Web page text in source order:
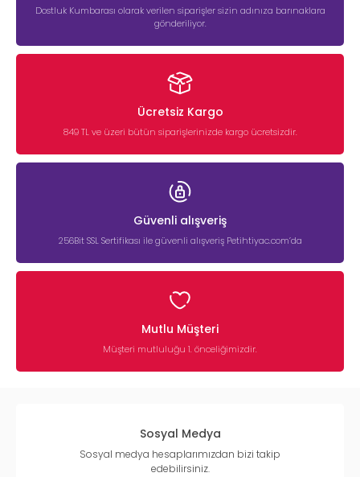
Dostluk Kumbarası olarak verilen siparişler sizin adınıza barınaklara
gönderiliyor.
Ücretsiz Kargo
849 TL ve üzeri bütün siparişlerinizde kargo ücretsizdir.
Güvenli alışveriş
256Bit SSL Sertifikası ile güvenli alışveriş Petihtiyac.com’da
Mutlu Müşteri
Müşteri mutluluğu 1. önceliğimizdir.
Sosyal Medya
Sosyal medya hesaplarımızdan bizi takip
edebilirsiniz.